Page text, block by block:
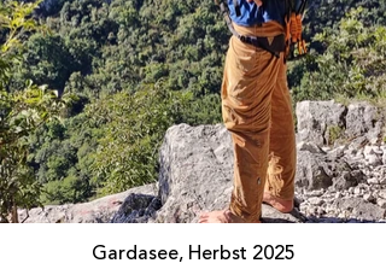
Gardasee, Herbst 2025